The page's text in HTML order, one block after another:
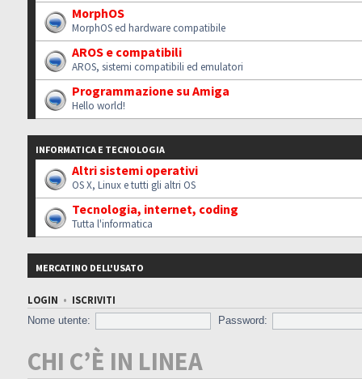
MorphOS
MorphOS ed hardware compatibile
AROS e compatibili
AROS, sistemi compatibili ed emulatori
Programmazione su Amiga
Hello world!
INFORMATICA E TECNOLOGIA
Altri sistemi operativi
OS X, Linux e tutti gli altri OS
Tecnologia, internet, coding
Tutta l'informatica
MERCATINO DELL'USATO
LOGIN • ISCRIVITI
Nome utente:
Password:
CHI C’È IN LINEA